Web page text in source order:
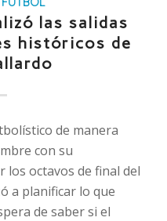
las salidas
históricos de
de manera
con su
los octavos de final del
a planificar lo que
de saber si el